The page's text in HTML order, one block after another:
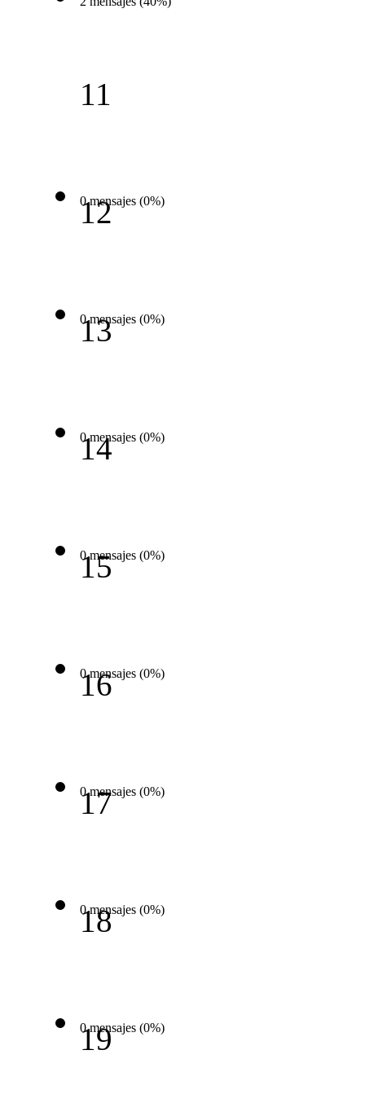
11
0 mensajes (0%)
12
0 mensajes (0%)
13
0 mensajes (0%)
14
0 mensajes (0%)
15
0 mensajes (0%)
16
0 mensajes (0%)
17
0 mensajes (0%)
18
0 mensajes (0%)
19